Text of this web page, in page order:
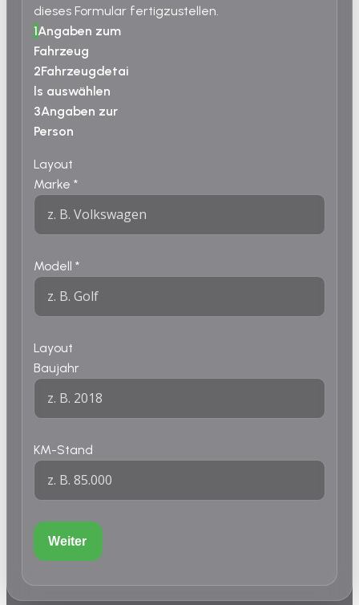
dieses Formular fertigzustellen.
1Angaben zum
Fahrzeug
2Fahrzeugdetai
ls auswählen
3Angaben zur
Person
Layout
Marke *
Modell *
Layout
Baujahr
KM-Stand
Weiter